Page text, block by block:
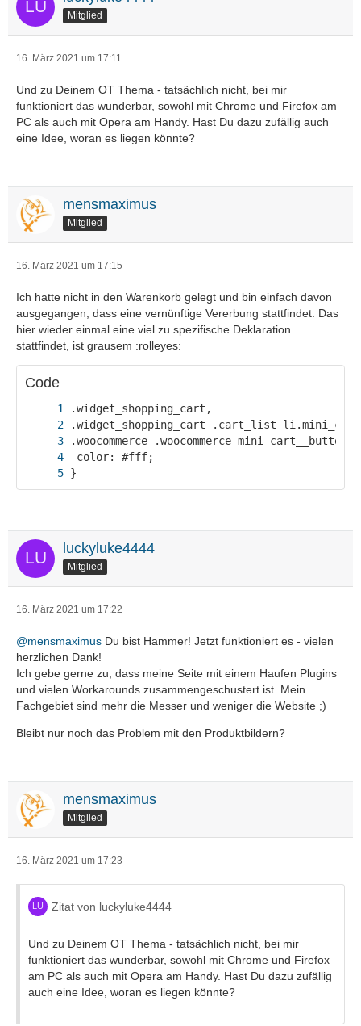
Mitglied
16. März 2021 um 17:11
Und zu Deinem OT Thema - tatsächlich nicht, bei mir
funktioniert das wunderbar, sowohl mit Chrome und Firefox am
PC als auch mit Opera am Handy. Hast Du dazu zufällig auch
eine Idee, woran es liegen könnte?
mensmaximus
Mitglied
16. März 2021 um 17:15
Ich hatte nicht in den Warenkorb gelegt und bin einfach davon
ausgegangen, dass eine vernünftige Vererbung stattfindet. Das
hier wieder einmal eine viel zu spezifische Deklaration
stattfindet, ist grausem :rolleyes:
Code
}
luckyluke4444
Mitglied
16. März 2021 um 17:22
@mensmaximus Du bist Hammer! Jetzt funktioniert es - vielen
herzlichen Dank!
Ich gebe gerne zu, dass meine Seite mit einem Haufen Plugins
und vielen Workarounds zusammengeschustert ist. Mein
Fachgebiet sind mehr die Messer und weniger die Website ;)
Bleibt nur noch das Problem mit den Produktbildern?
mensmaximus
Mitglied
16. März 2021 um 17:23
Zitat von luckyluke4444
Und zu Deinem OT Thema - tatsächlich nicht, bei mir
funktioniert das wunderbar, sowohl mit Chrome und Firefox
am PC als auch mit Opera am Handy. Hast Du dazu zufällig
auch eine Idee, woran es liegen könnte?